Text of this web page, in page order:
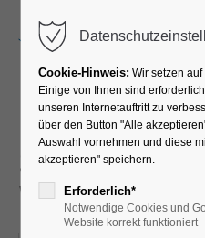
Führung
Cookie-Hinweis: Wir setzen
Einige von Ihnen sind
unseren Internetauftritt zu
über den Button "Alle
Auswahl vornehmen und diese
akzeptieren" speichern.
Erforderlich*
Notwendige Cookies und
Website korrekt funktioniert